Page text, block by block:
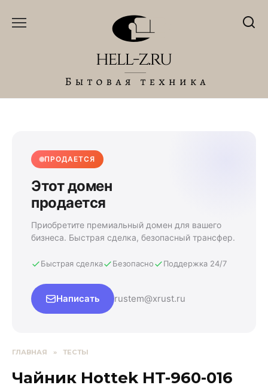
ПРОДАЕТСЯ
Этот домен
продается
Приобретите премиальный домен для вашего
бизнеса. Быстрая сделка, безопасный трансфер.
Быстрая сделка Безопасно Поддержка 24/7
Написать rustem@xrust.ru
ГЛАВНАЯ » ТЕСТЫ
Чайник Hottek HT-960-016